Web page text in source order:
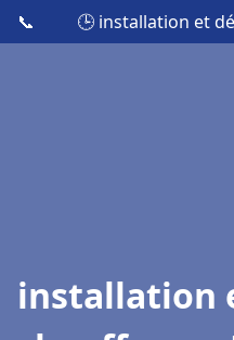
📞 🕒 installation et
installation